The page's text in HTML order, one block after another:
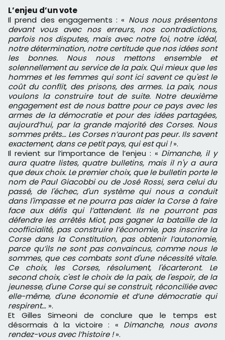
L’enjeu d’un vote
Il prend des engagements : « Nous nous présentons
devant vous avec nos erreurs, nos contradictions,
parfois nos disputes, mais avec notre foi, notre idéal,
notre détermination, notre certitude que nos idées sont
les bonnes. Nous nous mettons ensemble et
solennellement au service de la paix. Qui mieux que les
hommes et les femmes qui sont ici savent ce qu'est le
coût du conflit, des prisons, des armes. La paix, nous
voulons la construire tout de suite. Notre deuxième
engagement est de nous battre pour ce pays avec les
armes de la démocratie et pour des idées partagées,
aujourd’hui, par la grande majorité des Corses. Nous
sommes prêts… Les Corses n’auront pas peur. Ils savent
exactement, dans ce petit pays, qui est qui !».
Il revient sur l’importance de l’enjeu : « Dimanche, il y
aura quatre listes, quatre bulletins, mais il n'y a aura
que deux choix. Le premier choix, que le bulletin porte le
nom de Paul Giacobbi ou de José Rossi, sera celui du
passé, de l'échec, d'un système qui nous a conduit
dans l'impasse et ne pourra pas aider la Corse à faire
face aux défis qui l’attendent. Ils ne pourront pas
défendre les arrêtés Miot, pas gagner la bataille de la
coofficialité, pas construire l’économie, pas inscrire la
Corse dans la Constitution, pas obtenir l’autonomie,
parce qu’ils ne sont pas convaincus, comme nous le
sommes, que ces combats sont d'une nécessité vitale.
Ce choix, les Corses, résolument, l'écarteront. Le
second choix, c'est le choix de la paix, de l'espoir, de la
jeunesse, d'une Corse qui se construit, réconciliée avec
elle-même, d'une économie et d’une démocratie qui
respirent… ».
Et Gilles Simeoni de conclure que le temps est
désormais à la victoire : « Dimanche, nous avons
rendez-vous avec l’histoire !».